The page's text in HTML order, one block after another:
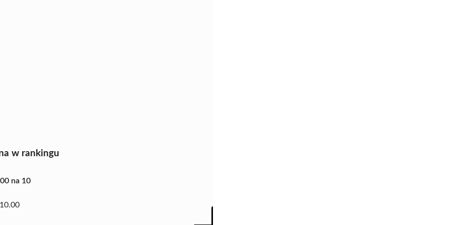
w rankingu
na 10
10.00